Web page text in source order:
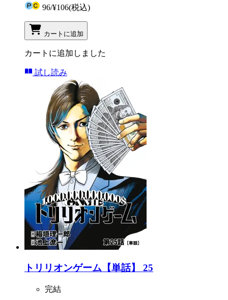
96/¥106(税込)
カートに追加
カートに追加しました
試し読み
トリリオンゲーム【単話】 25
完結